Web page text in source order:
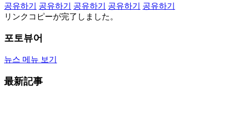
공유하기
공유하기 공유하기 공유하기
공유하기
リンクコピーが完了しました。
포토뷰어
뉴스 메뉴 보기
最新記事